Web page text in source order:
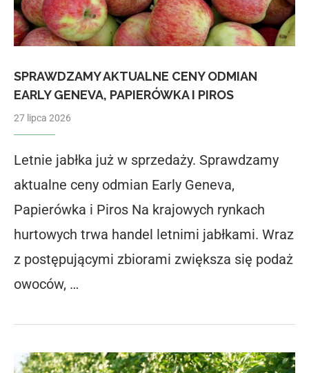
SPRAWDZAMY AKTUALNE CENY ODMIAN
EARLY GENEVA, PAPIERÓWKA I PIROS
27 lipca 2026
Letnie jabłka już w sprzedaży. Sprawdzamy
aktualne ceny odmian Early Geneva,
Papierówka i Piros Na krajowych rynkach
hurtowych trwa handel letnimi jabłkami. Wraz
z postępującymi zbiorami zwiększa się podaż
owoców, …